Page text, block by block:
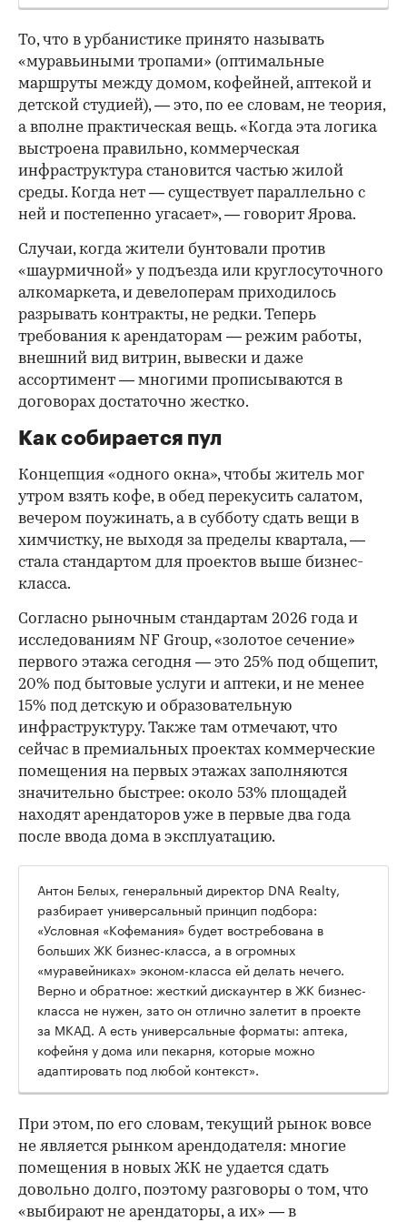
То, что в урбанистике принято называть
«муравьиными тропами» (оптимальные
маршруты между домом, кофейней, аптекой и
детской студией), — это, по ее словам, не теория,
а вполне практическая вещь. «Когда эта логика
выстроена правильно, коммерческая
инфраструктура становится частью жилой
среды. Когда нет — существует параллельно с
ней и постепенно угасает», — говорит Ярова.
Случаи, когда жители бунтовали против
«шаурмичной» у подъезда или круглосуточного
алкомаркета, и девелоперам приходилось
разрывать контракты, не редки. Теперь
требования к арендаторам — режим работы,
внешний вид витрин, вывески и даже
ассортимент — многими прописываются в
договорах достаточно жестко.
Как собирается пул
Концепция «одного окна», чтобы житель мог
утром взять кофе, в обед перекусить салатом,
вечером поужинать, а в субботу сдать вещи в
химчистку, не выходя за пределы квартала, —
стала стандартом для проектов выше бизнес-
класса.
Согласно рыночным стандартам 2026 года и
исследованиям NF Group, «золотое сечение»
первого этажа сегодня — это 25% под общепит,
20% под бытовые услуги и аптеки, и не менее
15% под детскую и образовательную
инфраструктуру. Также там отмечают, что
сейчас в премиальных проектах коммерческие
помещения на первых этажах заполняются
значительно быстрее: около 53% площадей
находят арендаторов уже в первые два года
после ввода дома в эксплуатацию.
Антон Белых, генеральный директор DNA Realty,
разбирает универсальный принцип подбора:
«Условная «Кофемания» будет востребована в
больших ЖК бизнес-класса, а в огромных
«муравейниках» эконом-класса ей делать нечего.
Верно и обратное: жесткий дискаунтер в ЖК бизнес-
класса не нужен, зато он отлично залетит в проекте
за МКАД. А есть универсальные форматы: аптека,
кофейня у дома или пекарня, которые можно
адаптировать под любой контекст».
При этом, по его словам, текущий рынок вовсе
не является рынком арендодателя: многие
помещения в новых ЖК не удается сдать
довольно долго, поэтому разговоры о том, что
«выбирают не арендаторы, а их» — в